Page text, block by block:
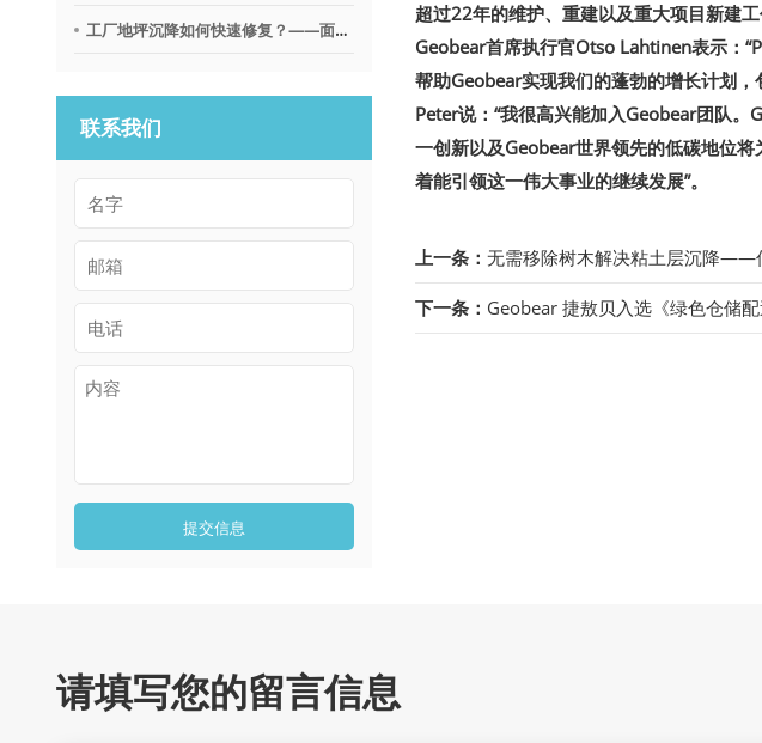
工厂地坪沉降如何快速修复？——面向不停产环境的解决思路
联系我们
提交信息
超过22年的维护、重建以及重大项目新建工
Geobear首席执行官Otso Lahtinen表示：
帮助Geobear实现我们的蓬勃的增长计划，
Peter说：“我很高兴能加入Geobear团队
一创新以及Geobear世界领先的低碳地位
着能引领这一伟大事业的继续发展”。
上一条： 无需移除树木解决粘土层沉降——
下一条： Geobear 捷敖贝入选《绿色仓储配
请填写您的留言信息